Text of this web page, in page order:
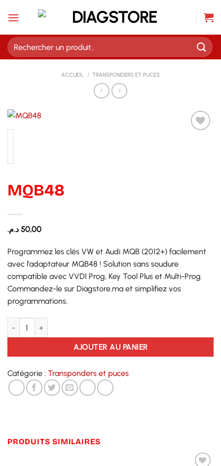
Recherche
pour :
ACCUEIL / TRANSPONDERS ET PUCES
MQB48
50,00 د.م.
Programmez les clés VW et Audi MQB (2012+) facilement
avec l’adaptateur MQB48 ! Solution sans soudure
compatible avec VVDI Prog, Key Tool Plus et Multi-Prog.
Commandez-le sur Diagstore.ma et simplifiez vos
programmations.
quantité de MQB48
AJOUTER AU PANIER
Catégorie : Transponders et puces
PRODUITS SIMILAIRES